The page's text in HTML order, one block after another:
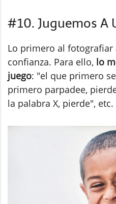
#10. Juguemos A
Lo primero al fotografiar
confianza. Para ello, lo
juego: "el que primero
primero parpadee,
la palabra X, pierde", etc.